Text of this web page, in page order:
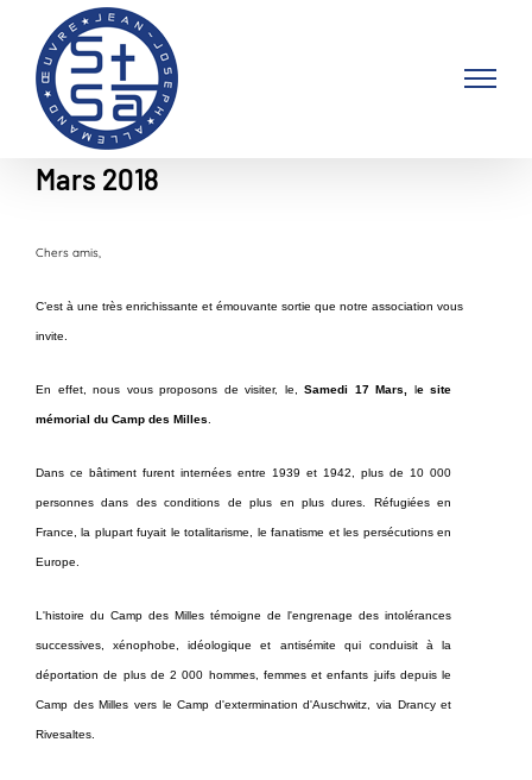
contenu
Mars 2018
Chers amis,
C’est à une très enrichissante et émouvante sortie que notre association vous
invite.
En effet, nous vous proposons de visiter, le, Samedi 17 Mars, le site
mémorial du Camp des Milles
Dans ce bâtiment furent internées entre 1939 et 1942, plus de 10 000
personnes dans des conditions de plus en plus dures. Réfugiées en
France, la plupart fuyait le totalitarisme, le fanatisme et les persécutions en
Europe.
L'histoire du Camp des Milles témoigne de l'engrenage des intolérances
successives, xénophobe, idéologique et antisémite qui conduisit à la
déportation de plus de 2 000 hommes, femmes et enfants juifs depuis le
Camp des Milles vers le Camp d'extermination d'Auschwitz, via Drancy et
Rivesaltes.